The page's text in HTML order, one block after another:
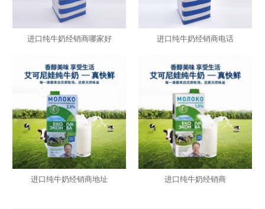
进口纯牛奶经销商哪家好 进口纯牛奶经销商电话
进口纯牛奶经销商地址 进口纯牛奶经销商